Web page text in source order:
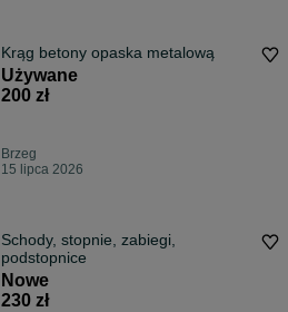
Krąg betony opaska metalową
Używane
200 zł
Brzeg
15 lipca 2026
Schody, stopnie, zabiegi,
podstopnice
Nowe
230 zł